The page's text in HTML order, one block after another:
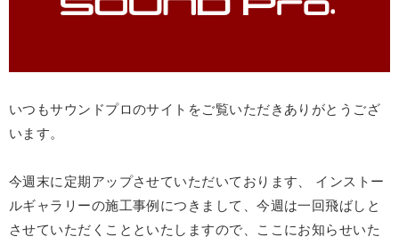
いつもサウンドプロのサイトをご覧いただきありがとうござ
います。
今週末に定期アップさせていただいております、 インストー
ルギャラリーの施工事例につきまして、今週は一回飛ばしと
させていただくことといたしますので、ここにお知らせいた